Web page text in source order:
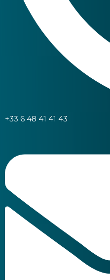
+33 6 48 41 41 43